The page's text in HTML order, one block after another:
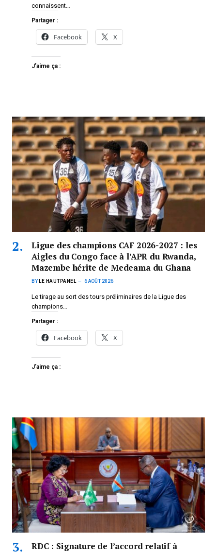
connaissent…
Partager :
Facebook X
J’aime ça :
Ligue des champions CAF 2026-2027 : les
Aigles du Congo face à l’APR du Rwanda,
Mazembe hérite de Medeama du Ghana
BY LE HAUTPANEL 6 AOÛT 2026
Le tirage au sort des tours préliminaires de la Ligue des
champions…
Partager :
Facebook X
J’aime ça :
RDC : Signature de l’accord relatif à